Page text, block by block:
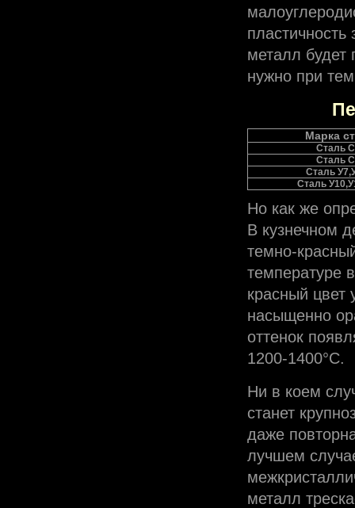
пластичность
металл будет
нужно при
Марка
Сталь
Сталь
Сталь
Сталь
Но как же
В кузнечном
темно-
температуре
красный цвет
насыщенно
оттенок
1200-1400°С.
Ни в коем
станет
даже
лучшем
металл